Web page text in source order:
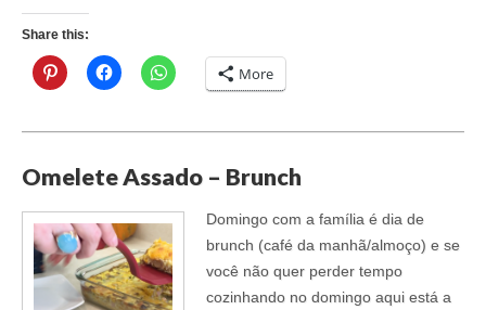
Share this:
More
Omelete Assado – Brunch
Domingo com a família é dia de
brunch (café da manhã/almoço) e se
você não quer perder tempo
cozinhando no domingo aqui está a